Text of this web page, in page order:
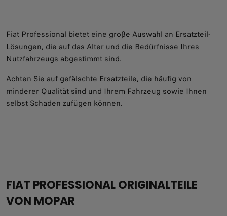
Fiat Professional bietet eine große Auswahl an Ersatzteil-
Lösungen, die auf das Alter und die Bedürfnisse Ihres
Nutzfahrzeugs abgestimmt sind.
Achten Sie auf gefälschte Ersatzteile, die häufig von
minderer Qualität sind und Ihrem Fahrzeug sowie Ihnen
selbst Schaden zufügen können.
FIAT PROFESSIONAL ORIGINALTEILE
VON MOPAR